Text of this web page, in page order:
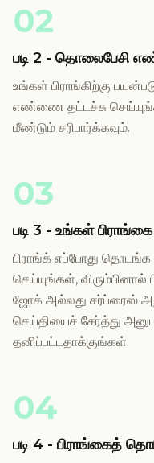
02
படி 2 - தொலைபேசி
உங்கள் பிராங்கிற்கு
எண்ணை தட்டச்சு
மீண்டும் சரிபார்க்கவும்.
03
படி 3 - உங்கள்
பிராங்க் எப்போது
செய்யுங்கள்,
ஜோக் அல்லது சர்ப்ரைஸ்
செய்தியைச் சேர்த்து
தனிப்பட்டதாக்குங்கள்.
04
படி 4 - பிராங்கைத்